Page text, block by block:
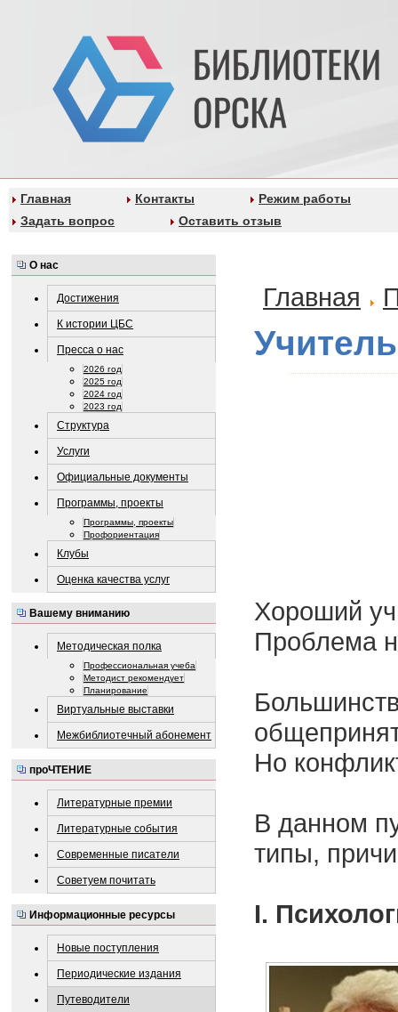
Главная Контакты
Режим работы
Задать вопрос
Оставить отзыв
О нас
Достижения
К истории ЦБС
Пресса о нас
2026 год
2025 год
2024 год
2023 год
Структура
Услуги
Официальные документы
Программы, проекты
Программы, проекты
Профориентация
Клубы
Оценка качества услуг
Вашему вниманию
Методическая полка
Профессиональная учеба
Методист рекомендует
Планирование
Виртуальные выставки
Межбиблиотечный абонемент
проЧТЕНИЕ
Литературные премии
Литературные события
Современные писатели
Советуем почитать
Информационные ресурсы
Новые поступления
Периодические издания
Путеводители
Главная
Хороший
Проблема
Но
В данном
типы,
I.